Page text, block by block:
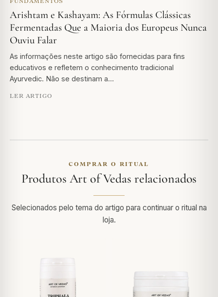
Arishtam e Kashayam: As Fórmulas Clássicas
Fermentadas Que a Maioria dos Europeus Nunca
Ouviu Falar
As informações neste artigo são fornecidas para fins
educativos e refletem o conhecimento tradicional
Ayurvedic. Não se destinam a…
LER ARTIGO
COMPRAR O RITUAL
Produtos Art of Vedas relacionados
Selecionados pelo tema do artigo para continuar o ritual na
loja.